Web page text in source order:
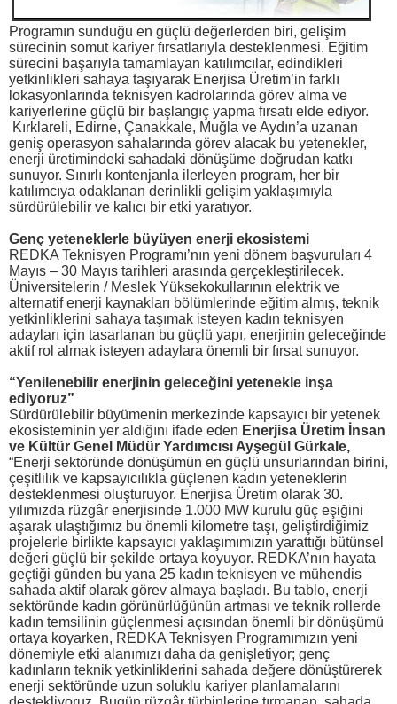
Programın sunduğu en güçlü değerlerden biri, gelişim
sürecinin somut kariyer fırsatlarıyla desteklenmesi. Eğitim
sürecini başarıyla tamamlayan katılımcılar, edindikleri
yetkinlikleri sahaya taşıyarak Enerjisa Üretim’in farklı
lokasyonlarında teknisyen kadrolarında görev alma ve
kariyerlerine güçlü bir başlangıç yapma fırsatı elde ediyor.
Kırklareli, Edirne, Çanakkale, Muğla ve Aydın’a uzanan
geniş operasyon sahalarında görev alacak bu yetenekler,
enerji üretimindeki sahadaki dönüşüme doğrudan katkı
sunuyor. Sınırlı kontenjanla ilerleyen program, her bir
katılımcıya odaklanan derinlikli gelişim yaklaşımıyla
sürdürülebilir ve kalıcı bir etki yaratıyor.
Genç yeteneklerle büyüyen enerji ekosistemi
REDKA Teknisyen Programı’nın yeni dönem başvuruları 4
Mayıs – 30 Mayıs tarihleri arasında gerçekleştirilecek.
Üniversitelerin / Meslek Yüksekokullarının elektrik ve
alternatif enerji kaynakları bölümlerinde eğitim almış, teknik
yetkinliklerini sahaya taşımak isteyen kadın teknisyen
adayları için tasarlanan bu güçlü yapı, enerjinin geleceğinde
aktif rol almak isteyen adaylara önemli bir fırsat sunuyor.
“Yenilenebilir enerjinin geleceğini yetenekle inşa
ediyoruz”
Sürdürülebilir büyümenin merkezinde kapsayıcı bir yetenek
ekosisteminin yer aldığını ifade eden Enerjisa Üretim İnsan
ve Kültür Genel Müdür Yardımcısı Ayşegül Gürkale,
“Enerji sektöründe dönüşümün en güçlü unsurlarından birini,
çeşitlilik ve kapsayıcılıkla güçlenen kadın yeteneklerin
desteklenmesi oluşturuyor. Enerjisa Üretim olarak 30.
yılımızda rüzgâr enerjisinde 1.000 MW kurulu güç eşiğini
aşarak ulaştığımız bu önemli kilometre taşı, geliştirdiğimiz
projelerle birlikte kapsayıcı yaklaşımımızın yarattığı bütünsel
değeri güçlü bir şekilde ortaya koyuyor. REDKA’nın hayata
geçtiği günden bu yana 25 kadın teknisyen ve mühendis
sahada aktif olarak görev almaya başladı. Bu tablo, enerji
sektöründe kadın görünürlüğünün artması ve teknik rollerde
kadın temsilinin güçlenmesi açısından önemli bir dönüşümü
ortaya koyarken, REDKA Teknisyen Programımızın yeni
dönemiyle etki alanımızı daha da genişletiyor; genç
kadınların teknik yetkinliklerini sahada değere dönüştürerek
enerji sektöründe uzun soluklu kariyer planlamalarını